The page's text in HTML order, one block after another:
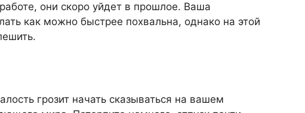
они скоро уйдет в прошлое. Ваша
как можно быстрее похвальна, однако на этой
грозит начать сказываться на вашем